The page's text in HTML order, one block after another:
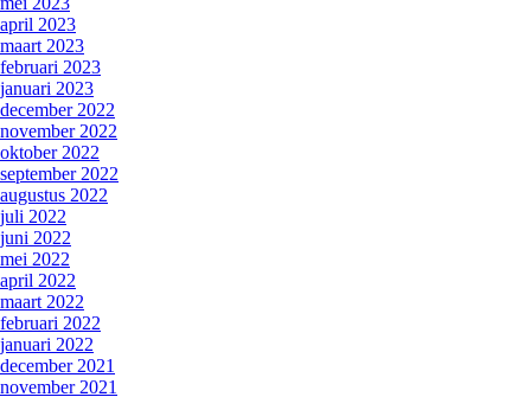
april 2023
maart 2023
februari 2023
januari 2023
december 2022
november 2022
oktober 2022
september 2022
augustus 2022
juli 2022
juni 2022
mei 2022
april 2022
maart 2022
februari 2022
januari 2022
december 2021
november 2021